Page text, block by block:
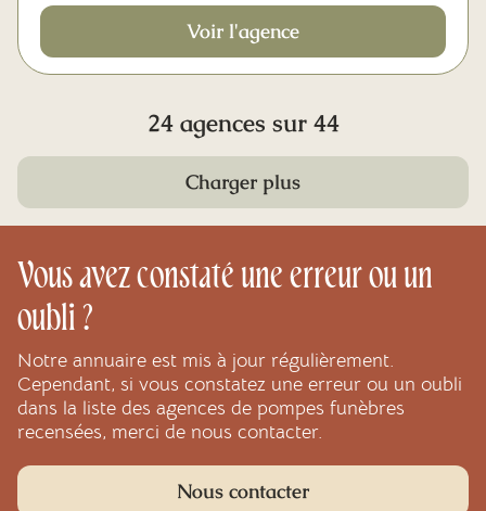
Voir l'agence
24 agences sur 44
Charger plus
Vous avez constaté une erreur ou un
oubli ?
Notre annuaire est mis à jour régulièrement.
Cependant, si vous constatez une erreur ou un oubli
dans la liste des agences de pompes funèbres
recensées, merci de nous contacter.
Nous contacter